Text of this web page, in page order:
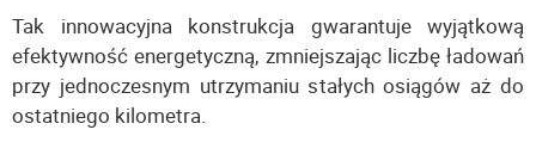
Tak innowacyjna konstrukcja gwarantuje wyjątkową
efektywność energetyczną, zmniejszając liczbę ładowań
przy jednoczesnym utrzymaniu stałych osiągów aż do
ostatniego kilometra.